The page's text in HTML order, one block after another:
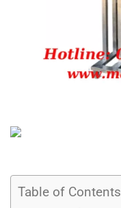
Table of Contents